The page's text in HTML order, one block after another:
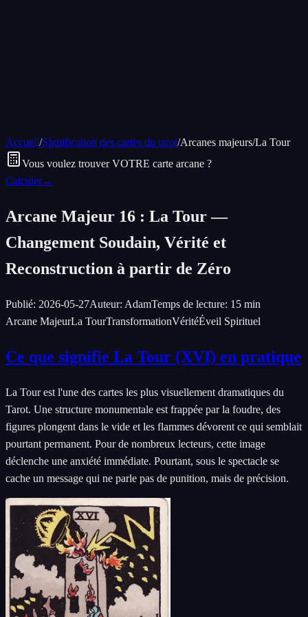
Accueil/Signification des cartes du tarot/Arcanes majeurs/La Tour
Vous voulez trouver VOTRE carte arcane ?
Calculer→
Arcane Majeur 16 : La Tour —
Changement Soudain, Vérité et
Reconstruction à partir de Zéro
Publié: 2026-05-27Auteur: AdamTemps de lecture: 15 min
Arcane MajeurLa TourTransformationVéritéÉveil Spirituel
Ce que signifie La Tour (XVI) en pratique
La Tour est l'une des cartes les plus visuellement dramatiques du
Tarot. Une structure monumentale est frappée par la foudre, des
figures plongent dans le vide et les flammes dévorent ce qui semblait
pourtant permanent. Pour de nombreux lecteurs, cette image
déclenche une anxiété immédiate. Pourtant, sous le spectacle se
cache un message qui ne parle pas de punition, mais de précision.